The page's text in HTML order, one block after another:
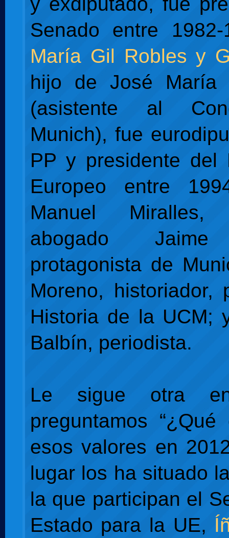
Senado entre
María Gil Robles y
hijo de José María
(asistente al
Munich), fue
PP y presidente del
Europeo entre
Manuel
abogado Jaime
protagonista de
Moreno, historiador,
Historia de la UCM;
Balbín, periodista.
Le sigue otra
preguntamos
esos valores en
lugar los ha situado
la que participan el
Estado para la UE,